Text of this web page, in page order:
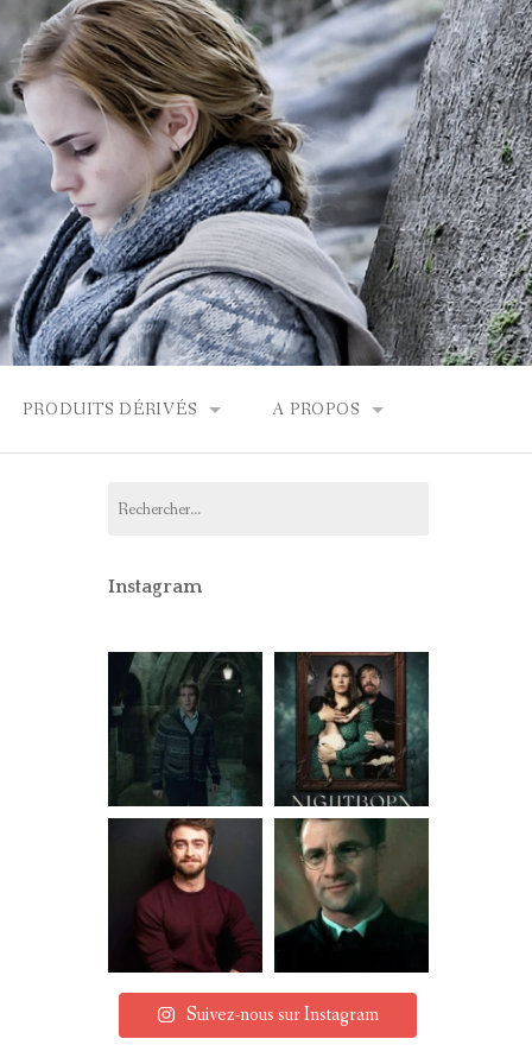
PRODUITS DÉRIVÉS
CONCOURS
A PROPOS
Instagram
Suivez-nous sur Instagram